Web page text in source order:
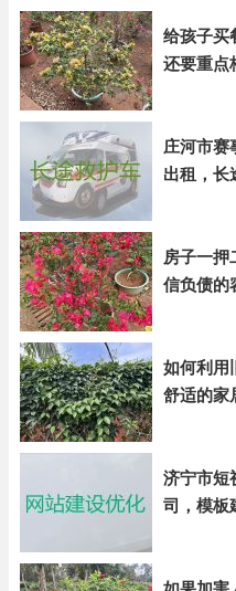
给孩子买
还要重点
庄河市赛
出租，长
房子一押
信负债的
如何利用
舒适的家
济宁市短
司，模板